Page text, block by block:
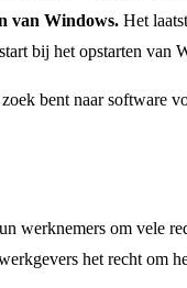
van Windows. Het
bij het opstarten van
bent naar software
om vele
het recht om